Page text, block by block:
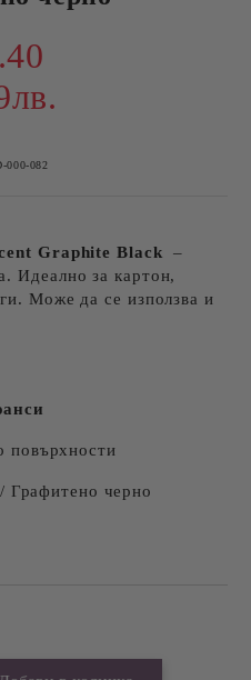
000-082
Graphite Black–
Идеално за картон,
Може да се използва и
повърхности
Графитено черно